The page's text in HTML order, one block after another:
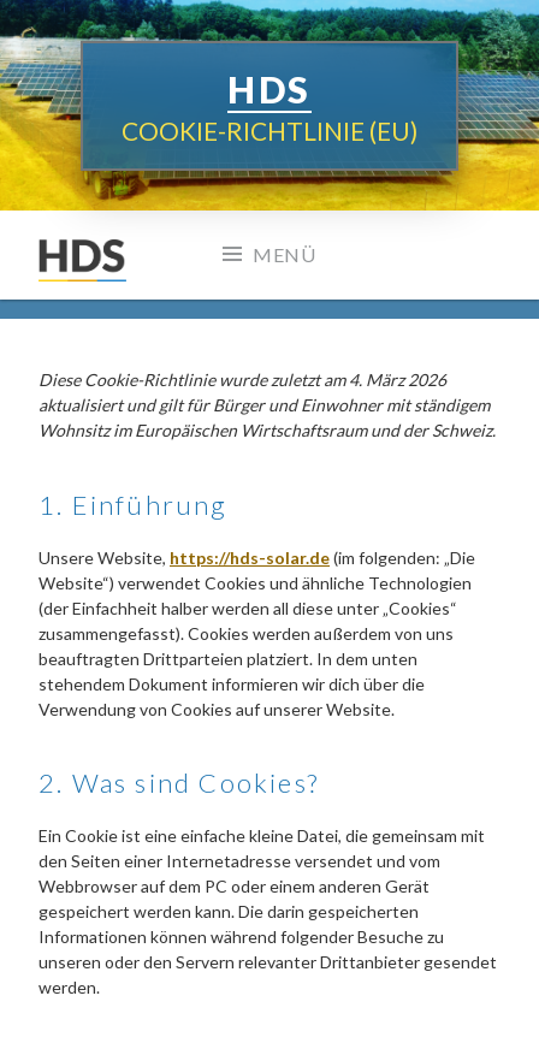
Zum
Inhalt
springen
HDS
COOKIE-RICHTLINIE (EU)
MENÜ
Diese Cookie-Richtlinie wurde zuletzt am 4. März 2026
aktualisiert und gilt für Bürger und Einwohner mit ständigem
Wohnsitz im Europäischen Wirtschaftsraum und der Schweiz.
1. Einführung
Unsere Website, https://hds-solar.de(im folgenden: „Die
Website“) verwendet Cookies und ähnliche Technologien
(der Einfachheit halber werden all diese unter „Cookies“
zusammengefasst). Cookies werden außerdem von uns
beauftragten Drittparteien platziert. In dem unten
stehendem Dokument informieren wir dich über die
Verwendung von Cookies auf unserer Website.
2. Was sind Cookies?
Ein Cookie ist eine einfache kleine Datei, die gemeinsam mit
den Seiten einer Internetadresse versendet und vom
Webbrowser auf dem PC oder einem anderen Gerät
gespeichert werden kann. Die darin gespeicherten
Informationen können während folgender Besuche zu
unseren oder den Servern relevanter Drittanbieter gesendet
werden.